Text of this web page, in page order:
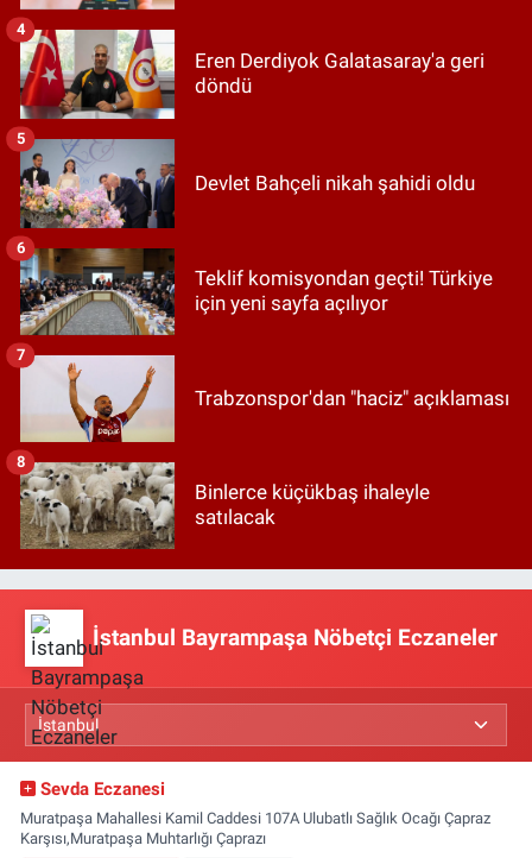
Eren Derdiyok Galatasaray'a geri
döndü
4
Devlet Bahçeli nikah şahidi oldu
5
Teklif komisyondan geçti! Türkiye
için yeni sayfa açılıyor
6
Trabzonspor'dan "haciz" açıklaması
7
Binlerce küçükbaş ihaleyle
satılacak
8
İstanbul Bayrampaşa Nöbetçi Eczaneler
Sevda Eczanesi
Muratpaşa Mahallesi Kamil Caddesi 107A Ulubatlı Sağlık Ocağı Çapraz
Karşısı,Muratpaşa Muhtarlığı Çaprazı